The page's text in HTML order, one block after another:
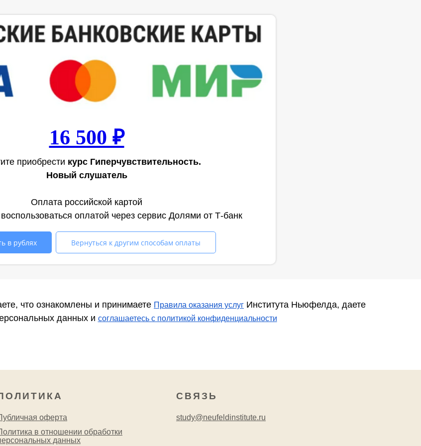
16 500 ₽
приобрести курс Гиперчувствительность.
Новый слушатель
Оплата российской картой
оплатой через сервис Долями от Т-банк
в рублях Вернуться к другим способам оплаты
что ознакомлены и принимаете Правила оказания услуг Института Ньюфелда, даете
данных и соглашаетесь c политикой конфиденциальности
СВЯЗЬ
study@neufeldinstitute.ru
оферта
в отношении обработки
данных